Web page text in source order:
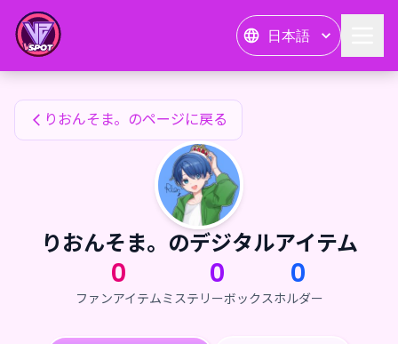
日本語
りおんそま。のファンアイテム
りおんそま。のページに戻る
りおんそま。のデジタルアイテム
0
ファンアイテム
0
ミステリーボックス
0
ホルダー
りおんそま。のファンアイテム — 24karat